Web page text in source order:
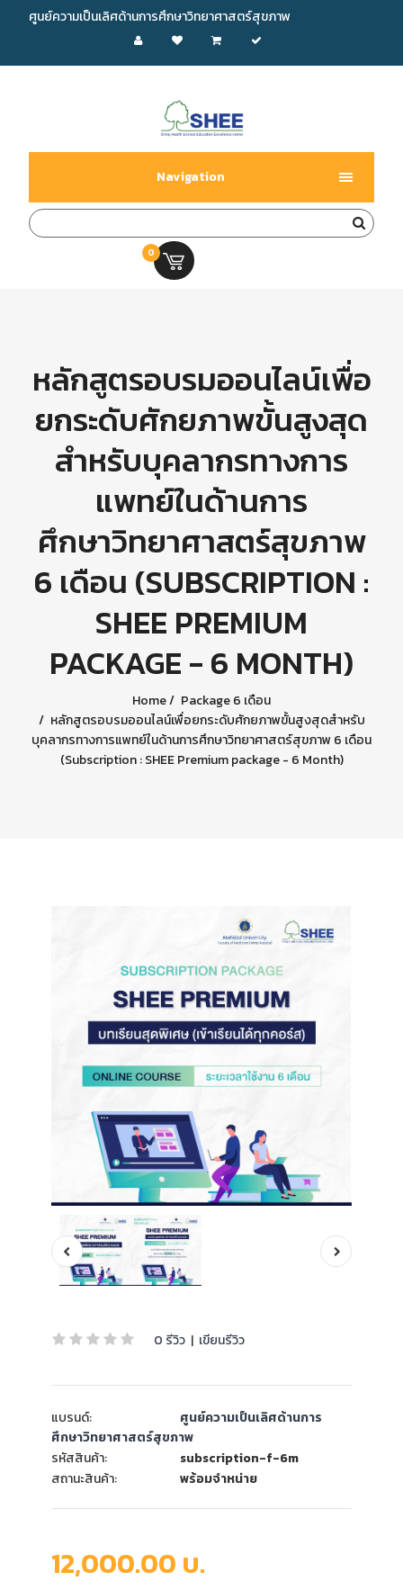
ศูนย์ความเป็นเลิศด้านการศึกษาวิทยาศาสตร์สุขภาพ
Navigation
0
หลักสูตรอบรมออนไลน์เพื่อ
ยกระดับศักยภาพขั้นสูงสุด
สำหรับบุคลากรทางการ
แพทย์ในด้านการ
ศึกษาวิทยาศาสตร์สุขภาพ
6 เดือน (SUBSCRIPTION :
SHEE PREMIUM
PACKAGE - 6 MONTH)
Home
Package 6 เดือน
หลักสูตรอบรมออนไลน์เพื่อยกระดับศักยภาพขั้นสูงสุดสำหรับ
บุคลากรทางการแพทย์ในด้านการศึกษาวิทยาศาสตร์สุขภาพ 6 เดือน
(Subscription : SHEE Premium package - 6 Month)
0 รีวิว | เขียนรีวิว
แบรนด์:
ศูนย์ความเป็นเลิศด้านการ
ศึกษาวิทยาศาสตร์สุขภาพ
รหัสสินค้า:
subscription-f-6m
สถานะสินค้า:
พร้อมจำหน่าย
12,000.00 บ.